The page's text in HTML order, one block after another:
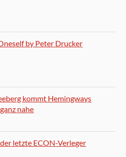
by Peter Drucker
kommt Hemingways
nahe
letzte ECON-Verleger